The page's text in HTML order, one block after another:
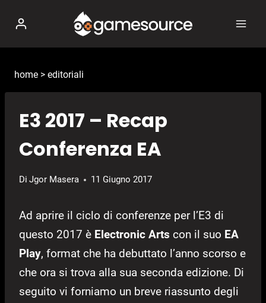
contenuto
home > editoriali
E3 2017 – Recap
Conferenza EA
Di Jgor Masera 11 Giugno 2017
Ad aprire il ciclo di conferenze per l’E3 di
questo 2017 è Electronic Arts con il suo EA
Play, format che ha debuttato l’anno scorso e
che ora si trova alla sua seconda edizione. Di
seguito vi forniamo un breve riassunto degli